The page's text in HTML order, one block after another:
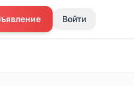
Войти